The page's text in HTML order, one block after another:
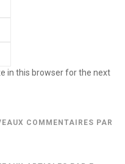
in this browser for the next
COMMENTAIRES PAR